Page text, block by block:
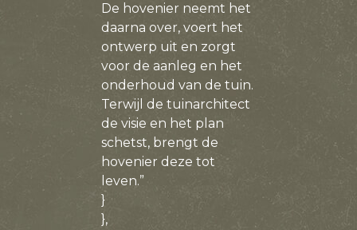
De hovenier neemt het
daarna over, voert het
ontwerp uit en zorgt
voor de aanleg en het
onderhoud van de tuin.
Terwijl de tuinarchitect
de visie en het plan
schetst, brengt de
hovenier deze tot
leven.”
}
},